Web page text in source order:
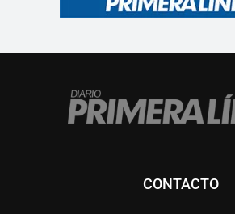
CONTACTO